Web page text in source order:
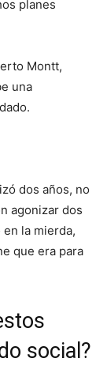
planes
Montt,
una
dos años, no
agonizar dos
la mierda,
que era para
social?